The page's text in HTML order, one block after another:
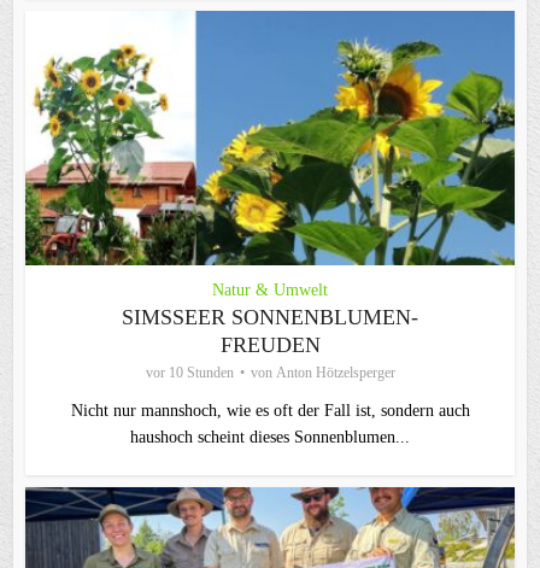
Natur & Umwelt
SIMSSEER SONNENBLUMEN-
FREUDEN
vor 10 Stunden von Anton Hötzelsperger
Nicht nur mannshoch, wie es oft der Fall ist, sondern auch
haushoch scheint dieses Sonnenblumen...